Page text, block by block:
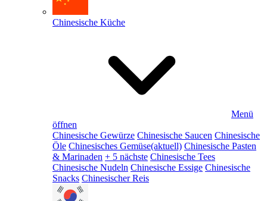
Chinesische Küche
Menü
öffnen
Chinesische Gewürze Chinesische Saucen Chinesische
Öle Chinesisches Gemüse(aktuell) Chinesische Pasten
& Marinaden + 5 nächste Chinesische Tees
Chinesische Nudeln Chinesische Essige Chinesische
Snacks Chinesischer Reis